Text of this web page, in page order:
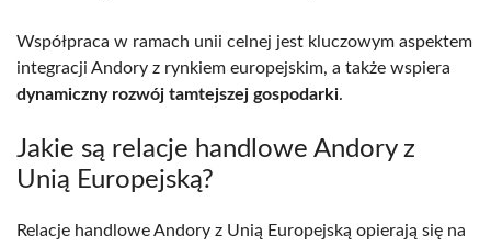
Współpraca w ramach unii celnej jest kluczowym aspektem
integracji Andory z rynkiem europejskim, a także wspiera
dynamiczny rozwój tamtejszej gospodarki.
Jakie są relacje handlowe Andory z
Unią Europejską?
Relacje handlowe Andory z Unią Europejską opierają się na